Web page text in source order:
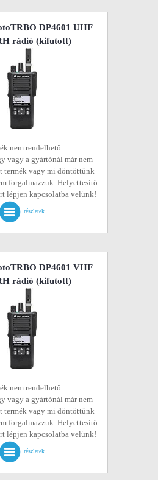
DP4601 UHF
rádió (kifutott)
nem rendelhető.
vagy a gyártónál már nem
termék vagy mi döntöttünk
forgalmazzuk. Helyettesítő
lépjen kapcsolatba velünk!
részletek
DP4601 VHF
rádió (kifutott)
nem rendelhető.
vagy a gyártónál már nem
termék vagy mi döntöttünk
forgalmazzuk. Helyettesítő
lépjen kapcsolatba velünk!
részletek